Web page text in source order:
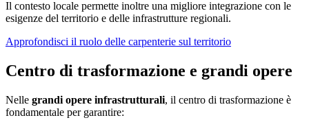
Il contesto locale permette inoltre una migliore integrazione con le
esigenze del territorio e delle infrastrutture regionali.
Approfondisci il ruolo delle carpenterie sul territorio
Centro di trasformazione e grandi opere
Nelle grandi opere infrastrutturali, il centro di trasformazione è
fondamentale per garantire: